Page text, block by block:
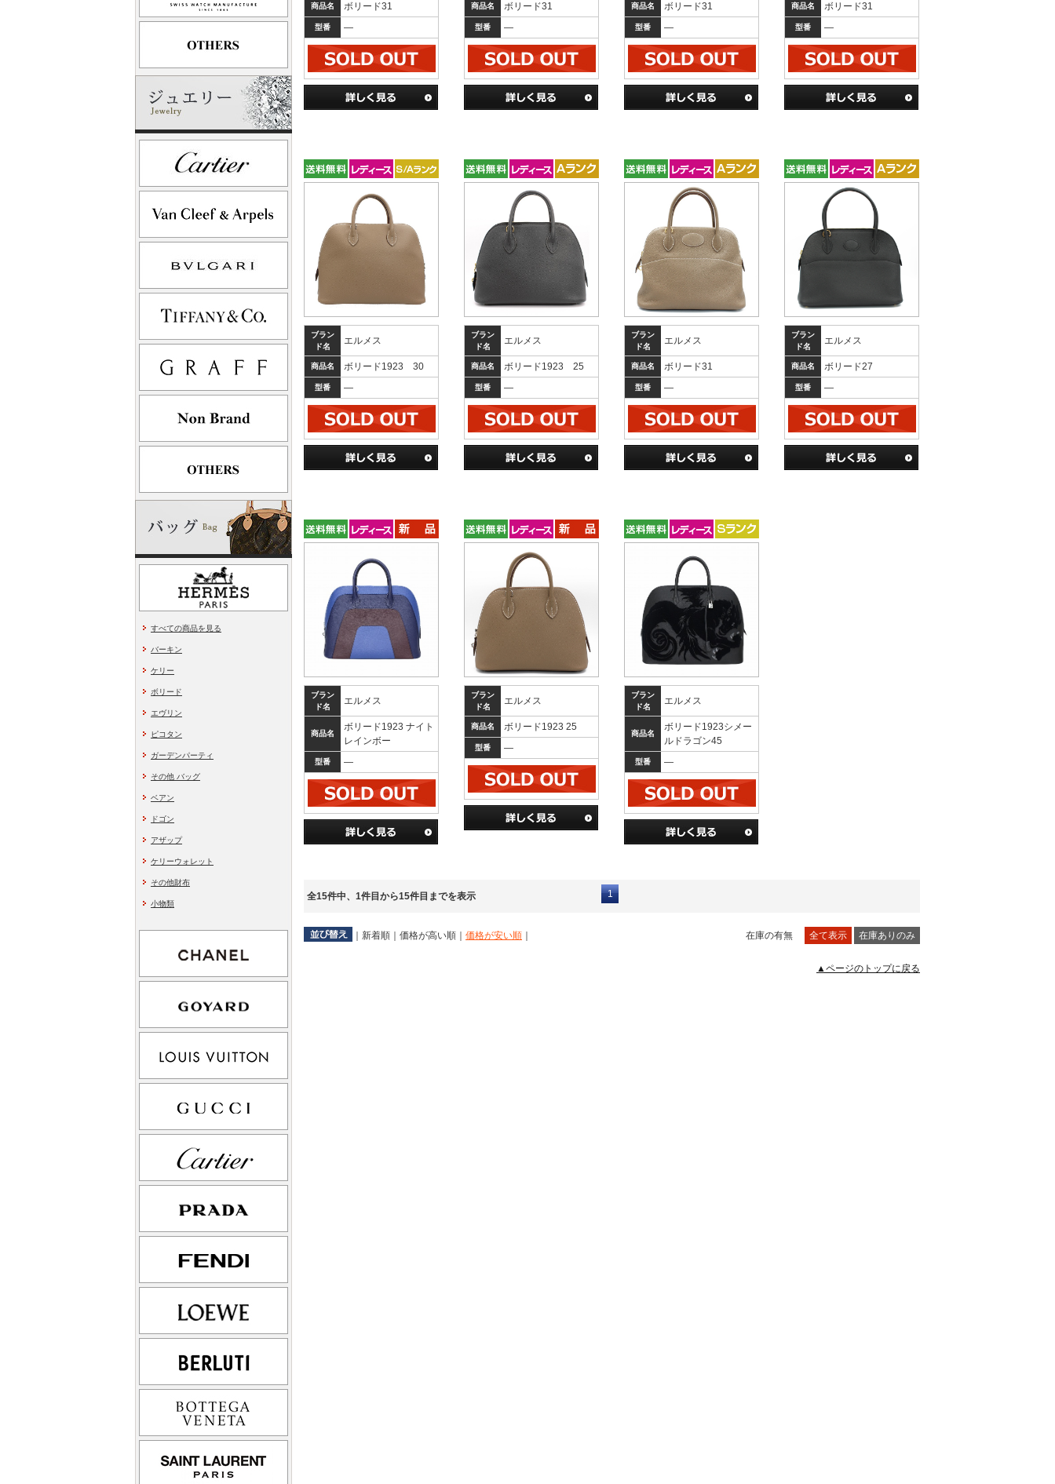
すべての商品を見る
バーキン
ケリー
ボリード
エヴリン
ピコタン
ガーデンパーティ
その他 バッグ
ベアン
ドゴン
アザップ
ケリーウォレット
その他財布
小物類
商品名 ボリード31
型番 ―
商品名 ボリード31
型番 ―
商品名 ボリード31
型番 ―
商品名 ボリード31
型番 ―
ブラン
ド名
エルメス
商品名 ボリード1923 30
型番 ―
ブラン
ド名
エルメス
商品名 ボリード1923 25
型番 ―
ブラン
ド名
エルメス
商品名 ボリード31
型番 ―
ブラン
ド名
エルメス
商品名 ボリード27
型番 ―
ブラン
ド名
エルメス
商品名
ボリード1923 ナイト
レインボー
型番 ―
ブラン
ド名
エルメス
商品名 ボリード1923 25
型番 ―
ブラン
ド名
エルメス
商品名
ボリード1923シメー
ルドラゴン45
型番 ―
全15件中、1件目から15件目までを表示 1
新着順 価格が高い順 価格が安い順 在庫の有無 全て表示 在庫ありのみ
▲ページのトップに戻る